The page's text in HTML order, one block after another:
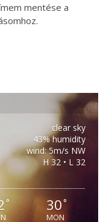
mentése a
clear sky
43% humidity
wind: 5m/s NW
H 32 • L 32
° 30°
MON